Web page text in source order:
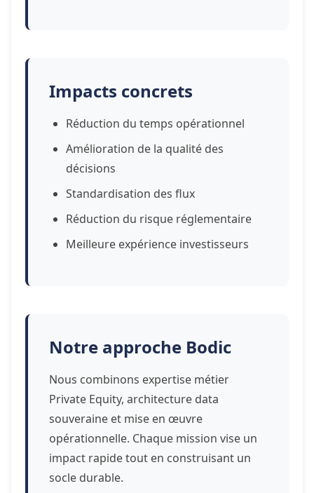
Impacts concrets
Réduction du temps opérationnel
Amélioration de la qualité des
décisions
Standardisation des flux
Réduction du risque réglementaire
Meilleure expérience investisseurs
Notre approche Bodic
Nous combinons expertise métier
Private Equity, architecture data
souveraine et mise en œuvre
opérationnelle. Chaque mission vise un
impact rapide tout en construisant un
socle durable.